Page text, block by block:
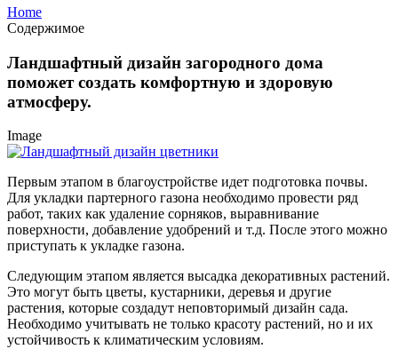
Home
Содержимое
Ландшафтный дизайн загородного дома
поможет создать комфортную и здоровую
атмосферу.
Image
Первым этапом в благоустройстве идет подготовка почвы.
Для укладки партерного газона необходимо провести ряд
работ, таких как удаление сорняков, выравнивание
поверхности, добавление удобрений и т.д. После этого можно
приступать к укладке газона.
Следующим этапом является высадка декоративных растений.
Это могут быть цветы, кустарники, деревья и другие
растения, которые создадут неповторимый дизайн сада.
Необходимо учитывать не только красоту растений, но и их
устойчивость к климатическим условиям.